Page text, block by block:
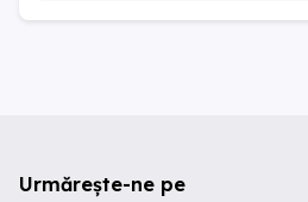
Urmărește-ne pe